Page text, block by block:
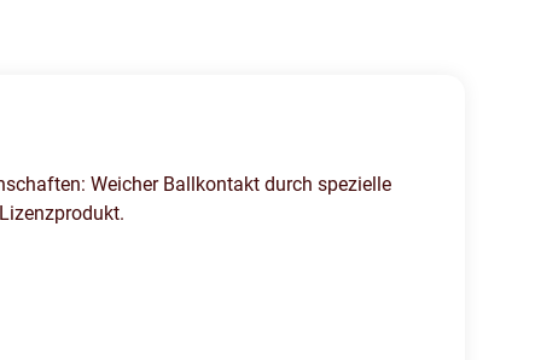
Weicher Ballkontakt durch spezielle